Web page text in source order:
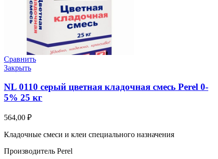
Сравнить
Закрыть
NL 0110 серый цветная кладочная смесь Perel 0-
5% 25 кг
564,00 ₽
Кладочные смеси и клеи специального назначения
Производитель Perel